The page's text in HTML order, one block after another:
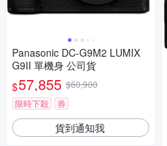
Panasonic DC-G9M2 LUMIX
G9II 單機身 公司貨
$57,855 $60,900
限時下殺
券
貨到通知我